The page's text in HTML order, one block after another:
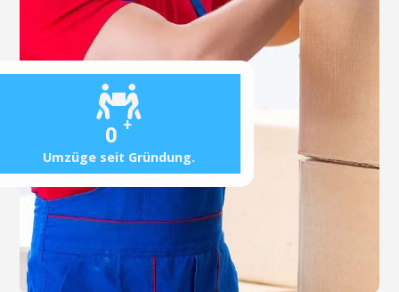
0 +
Umzüge seit Gründung.